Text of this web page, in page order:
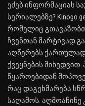
ეძებ ინფორმაციას
სერიალებზე?
რომელიც
ჩვენთან მარტივად
აღწერებს ქართულად,
ქვეყნების
წყაროებიდან
რაც დაგეხმარება
საღამოს. აღმოაჩინე